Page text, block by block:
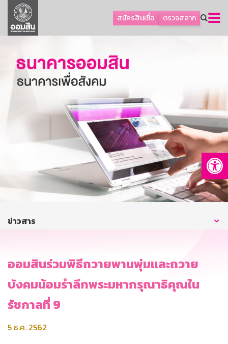
สมัครสินเชื่อ ตรวจสลาก
ลูกค้าธุรกิจ
ลูกค้าผู้ประกอบรายย่อย
ออมเพื่อสุข
เกี่ยวกับธนาคาร
การพัฒนาที่ยั่งยืน
บริการทางการเงิน
ติดต่อเรา
บริการออนไลน์
ข่าวสาร
ออมสินร่วมพิธีถวายพานพุ่มและถวาย
บังคมน้อมรำลึกพระมหากรุณาธิคุณใน
รัชกาลที่ 9
5 ธ.ค. 2562